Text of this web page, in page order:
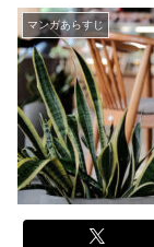
マンガあらすじ